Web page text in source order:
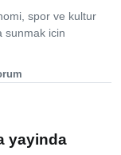
spor ve kultur
sunmak icin
yayinda